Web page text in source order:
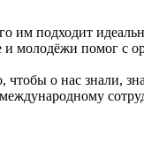
им подходит
молодёжи помог с
о нас знали,